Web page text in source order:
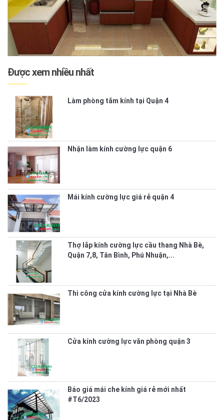
Được xem nhiều nhất
Làm phòng tắm kính tại Quận 4
Nhận làm kính cường lực quận 6
Mái kính cường lực giá rẻ quận 4
Thợ lắp kính cường lực cầu thang Nhà Bè,
Quận 7,8, Tân Bình, Phú Nhuận,...
Thi công cửa kính cường lực tại Nhà Bè
Cửa kính cường lực văn phòng quận 3
Báo giá mái che kính giá rẻ mới nhất
#T6/2023